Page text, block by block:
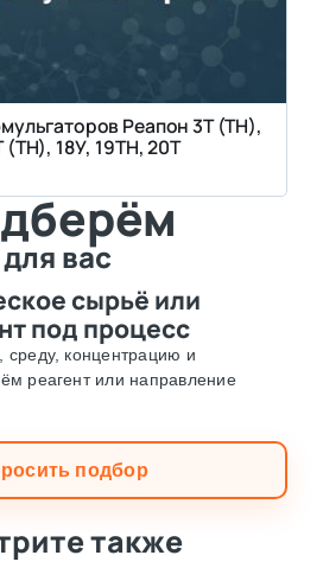
Реапон 3Т (ТН),
(ТН), 18У, 19ТН, 20Т
для вас
сырьё или
под процесс
концентрацию и
реагент или направление
подбор
также